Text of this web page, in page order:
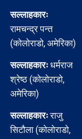
सल्लाहकारः
रामचन्द्र पन्त
(कोलोराडो, अमेरिका)
सल्लाहकारःधर्मराज
श्रेष्ठ (कोलोराडो,
अमेरिका)
सल्लाहकारःराजु
सिटौला (कोलोराडो,